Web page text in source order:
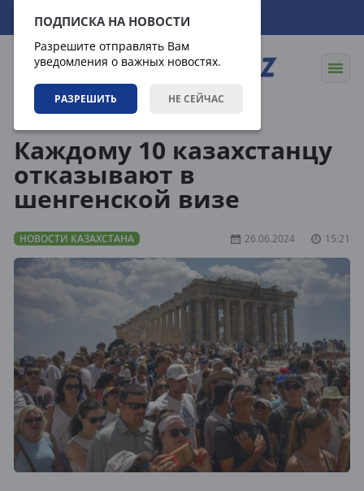
ПОДПИСКА НА НОВОСТИ
Разрешите отправлять Вам
уведомления о важных новостях.
РАЗРЕШИТЬ НЕ СЕЙЧАС
06.08.2026 09:48:33
Каждому 10 казахстанцу
отказывают в
шенгенской визе
НОВОСТИ КАЗАХСТАНА 26.06.2024 15:21